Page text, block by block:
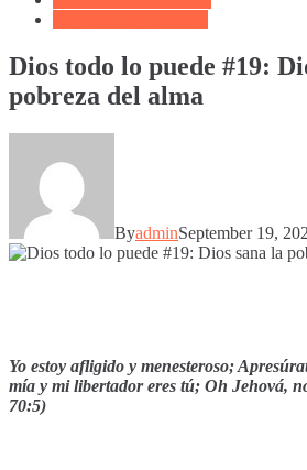
Dios todo lo puede #19:
pobreza del alma
ByadminSeptember 19,
Yo estoy afligido y menesteroso;
mía y mi libertador eres tú; Oh Jehová,
70:5)